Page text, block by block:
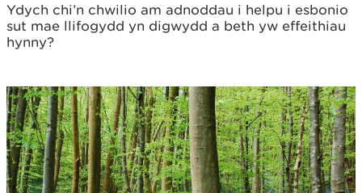
Ydych chi’n chwilio am adnoddau i helpu i esbonio
sut mae llifogydd yn digwydd a beth yw effeithiau
hynny?